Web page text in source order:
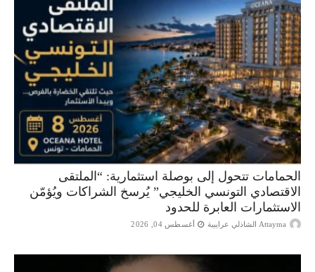
الحمامات تتحول إلى بوصلة استثمارية: “الملتقى
الاقتصادي التونسي الخليجي” يُرسخ الشراكات ويُؤمّن
الاستثمارات العابرة للحدود
Attayma الشاذلي عرايبية أغسطس 04, 2026